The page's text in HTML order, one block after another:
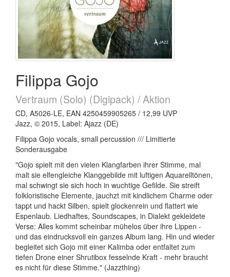
Filippa Gojo
Vertraum (Solo) (Digipack) / Aktion
CD, A5026-LE, EAN 4250459905265 / 12,99 UVP
Jazz, © 2015, Label: Ajazz (DE)
Filippa Gojo vocals, small percussion /// Limitierte
Sonderausgabe
"Gojo spielt mit den vielen Klangfarben ihrer Stimme, mal
malt sie elfengleiche Klanggebilde mit luftigen Aquarelltönen,
mal schwingt sie sich hoch in wuchtige Gefilde. Sie streift
folkloristische Elemente, jauchzt mit kindlichem Charme oder
tappt und hackt Silben, spielt glockenrein und flattert wie
Espenlaub. Liedhaftes, Soundscapes, in Dialekt gekleidete
Verse: Alles kommt scheinbar mühelos über ihre Lippen -
und das eindrucksvoll ein ganzes Album lang. Hin und wieder
begleitet sich Gojo mit einer Kalimba oder entfaltet zum
tiefen Drone einer Shrutibox fesselnde Kraft - mehr braucht
es nicht für diese Stimme." (Jazzthing)